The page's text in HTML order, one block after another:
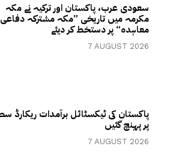
سعودی عرب، پاکستان اور ترکیہ نے مکہ
مکرمہ میں تاریخی ”مکہ مشترکہ دفاعی
معاہدہ“ پر دستخط کر دیئے
7 AUGUST 2026
پاکستان کی ٹیکسٹائل برآمدات ریکارڈ
پر پہنچ گئیں
7 AUGUST 2026